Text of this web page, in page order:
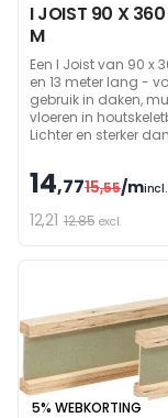
I JOIST 90 X 360
M
Een I Joist van 90 x
en 13 meter lang -
gebruik in daken,
vloeren in
Lichter en sterker
mogelijkheid om
overspanningen te
afmetingen zijn ook
14,7715,55/m
12,21 12.85 excl.
5% WEBKORTING